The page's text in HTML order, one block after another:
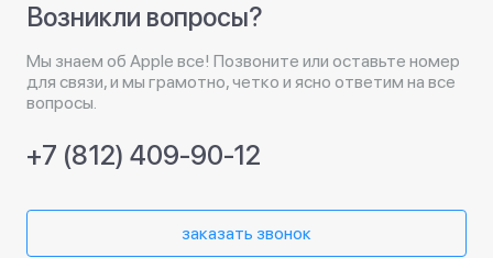
Возникли вопросы?
Мы знаем об Apple все! Позвоните или оставьте номер
для связи, и мы грамотно, четко и ясно ответим на все
вопросы.
+7 (812) 409-90-12
заказать звонок